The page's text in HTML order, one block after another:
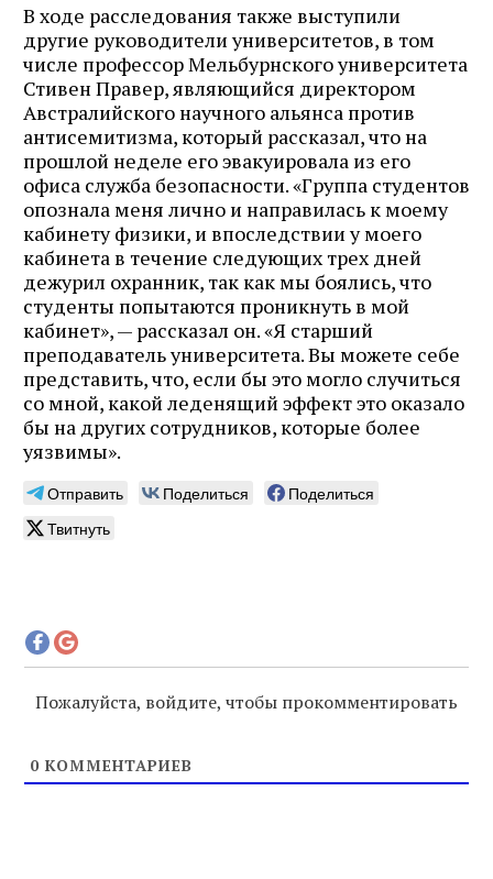
В ходе расследования также выступили
другие руководители университетов, в том
числе профессор Мельбурнского университета
Стивен Правер, являющийся директором
Австралийского научного альянса против
антисемитизма, который рассказал, что на
прошлой неделе его эвакуировала из его
офиса служба безопасности. «Группа студентов
опознала меня лично и направилась к моему
кабинету физики, и впоследствии у моего
кабинета в течение следующих трех дней
дежурил охранник, так как мы боялись, что
студенты попытаются проникнуть в мой
кабинет», — рассказал он. «Я старший
преподаватель университета. Вы можете себе
представить, что, если бы это могло случиться
со мной, какой леденящий эффект это оказало
бы на других сотрудников, которые более
уязвимы».
Отправить Поделиться
Поделиться
Твитнуть
Пожалуйста, войдите, чтобы прокомментировать
0 КОММЕНТАРИЕВ